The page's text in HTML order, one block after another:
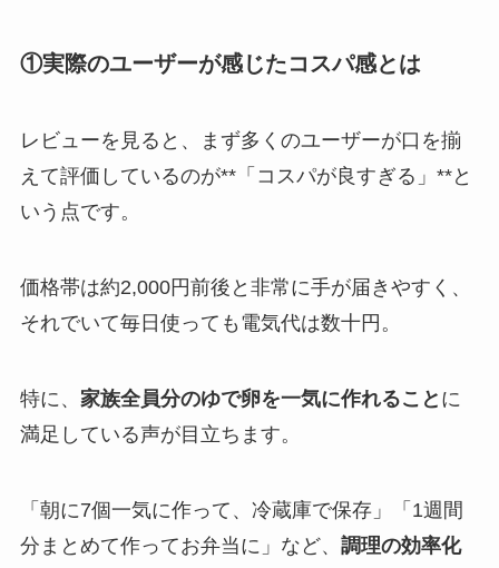
①実際のユーザーが感じたコスパ感とは
レビューを見ると、まず多くのユーザーが口を揃
えて評価しているのが**「コスパが良すぎる」**と
いう点です。
価格帯は約2,000円前後と非常に手が届きやすく、
それでいて毎日使っても電気代は数十円。
特に、 家族全員分のゆで卵を一気に作れること に
満足している声が目立ちます。
「朝に7個一気に作って、冷蔵庫で保存」「1週間
分まとめて作ってお弁当に」など、 調理の効率化